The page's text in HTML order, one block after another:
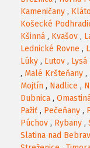
Kameničany ,
Košecké
Kšinná , Kvašov ,
Lednické Rovne ,
Lúky , Ľutov ,
, Malé Kršteňany ,
Mojtín , Nadlice ,
Dubnica ,
Pažiť , Pečeňany ,
Púchov , Rybany ,
Slatina nad